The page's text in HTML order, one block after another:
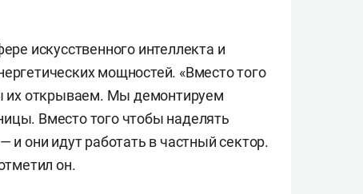
искусственного интеллекта и
мощностей. «Вместо того
их открываем. Мы демонтируем
Вместо того чтобы наделять
они идут работать в частный сектор.
он.